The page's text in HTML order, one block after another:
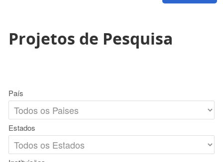
Projetos de Pesquisa
País
Estados